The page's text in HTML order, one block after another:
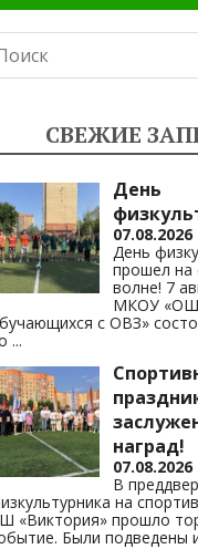
СВЕЖИЕ
День
07.08.2026
День
прошел на
волне! 7
МКОУ «ОШ
с ОВЗ»
...
наград!
07.08.2026
В
на
«Виктория» прошло
Были подведены